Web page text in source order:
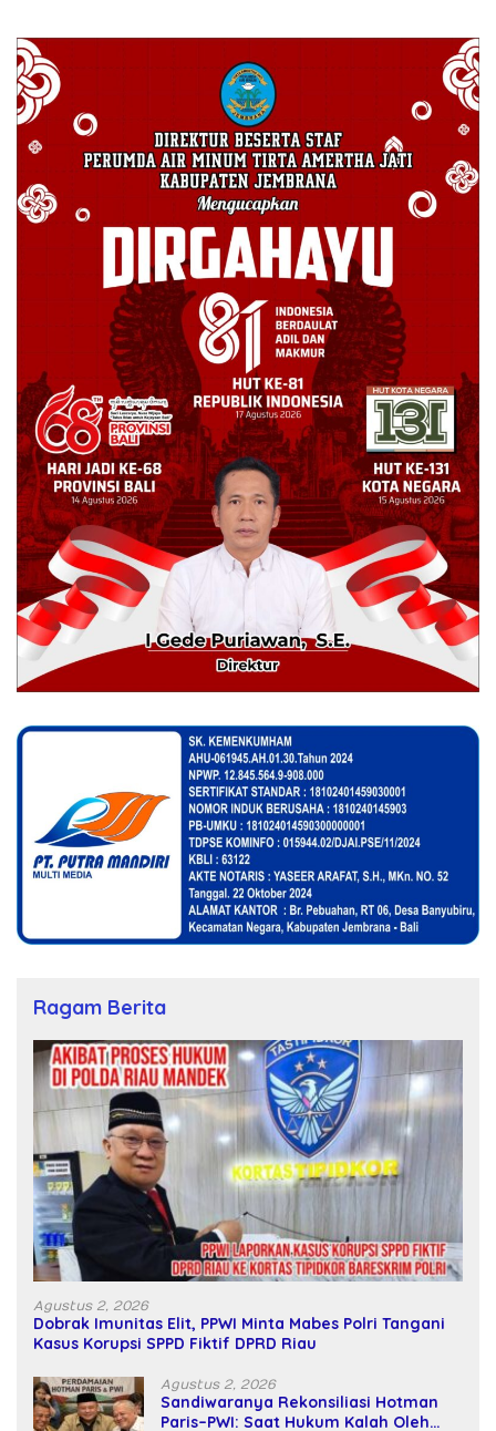
Ragam Berita
Agustus 2, 2026
Dobrak Imunitas Elit, PPWI Minta Mabes Polri Tangani
Kasus Korupsi SPPD Fiktif DPRD Riau
Agustus 2, 2026
Sandiwaranya Rekonsiliasi Hotman
Paris–PWI: Saat Hukum Kalah Oleh